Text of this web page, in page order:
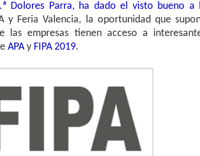
Dolores Parra, ha dado el visto bueno a
y Feria Valencia, la oportunidad que
empresas tienen acceso a
APAy FIPA 2019.